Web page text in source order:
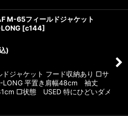
M-65フィールドジャケット
[c144]
)
ジャケット フード収納あり □サ
平置き肩幅48cm 袖丈
□状態 USED 特にひどいダメ